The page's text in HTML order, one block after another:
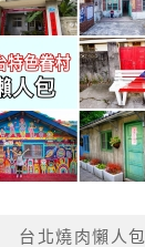
台北燒肉懶人包